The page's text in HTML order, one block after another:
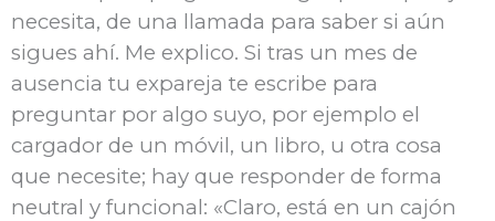
necesita, de una llamada para saber si aún
sigues ahí. Me explico. Si tras un mes de
ausencia tu expareja te escribe para
preguntar por algo suyo, por ejemplo el
cargador de un móvil, un libro, u otra cosa
que necesite; hay que responder de forma
neutral y funcional: «Claro, está en un cajón